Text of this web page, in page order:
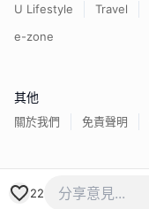
22
U Lifestyle Travel
e-zone
其他
關於我們 免責聲明
香港經濟日報版權所有©